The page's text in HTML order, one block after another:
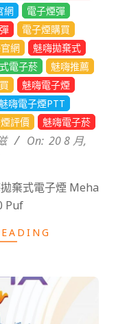
網
電子煙彈
電子煙購買
網
魅嗨拋棄式
電子菸
魅嗨推薦
魅嗨電子煙
魅嗨電子煙PTT
評價 魅嗨電子菸
On: 20 8 月,
棄式電子煙 Meha
Puf